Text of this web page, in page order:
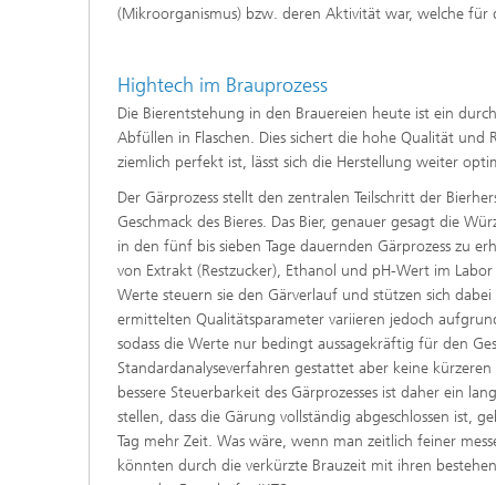
(Mikroorganismus) bzw. deren Aktivität war, welche
Hightech im Brauprozess
Die Bierentstehung in den Brauereien heute ist ein
Abfüllen in Flaschen. Dies sichert die hohe Qualität und
ziemlich perfekt ist, lässt sich die Herstellung weiter
Der Gärprozess stellt den zentralen Teilschritt der
Geschmack des Bieres. Das Bier, genauer gesagt die
in den fünf bis sieben Tage dauernden Gärprozess zu
von Extrakt (Restzucker), Ethanol und pH-Wert im
Werte steuern sie den Gärverlauf und stützen sich
ermittelten Qualitätsparameter variieren jedoch
sodass die Werte nur bedingt aussagekräftig für den
Standardanalyseverfahren gestattet aber keine
bessere Steuerbarkeit des Gärprozesses ist daher ein
stellen, dass die Gärung vollständig abgeschlossen ist,
Tag mehr Zeit. Was wäre, wenn man zeitlich feiner
könnten durch die verkürzte Brauzeit mit ihren